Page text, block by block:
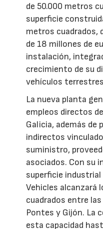
de 50.000 metros
superficie
metros cuadrados,
de 18 millones de
instalación,
crecimiento de su
vehículos
La nueva planta
empleos directos
Galicia, además de
indirectos
suministro,
asociados. Con su
superficie
Vehicles alcanzará
cuadrados entre
Pontes y Gijón. La
esta capacidad